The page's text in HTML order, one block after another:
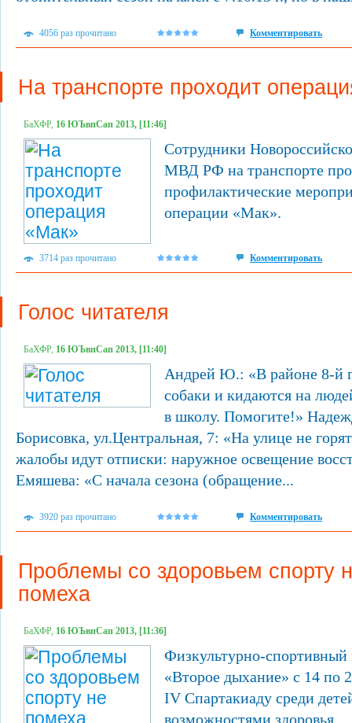
4056 раз прочитано Комментировать
На транспорте проходит
БаХФР, 16 ЮЪвпСап 2013, [11:46]
Сотрудники
МВД РФ на транспорте
профилактические
операции «Мак».
3714 раз прочитано Комментировать
Голос читателя
БаХФР, 16 ЮЪвпСап 2013, [11:40]
Андрей Ю.: «В районе 8-й
собаки и кидаются на
в школу. Помогите!»
Борисовка, ул.Центральная, 7: «На улице не
жалобы идут отписки: наружное освещение
Емяшева: «С начала сезона (обращение...
3920 раз прочитано Комментировать
Проблемы со здоровьем спорту
помеха
БаХФР, 16 ЮЪвпСап 2013, [11:36]
Физкультурно-спортивный
«Второе дыхание» с 14 по
IV Спартакиаду среди
возможностями здоровья.